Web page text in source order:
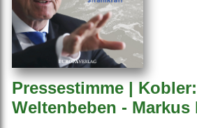
Pressestimme | Kobler:
Weltenbeben - Markus